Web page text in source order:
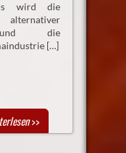
wird die
und die
[…]
>>